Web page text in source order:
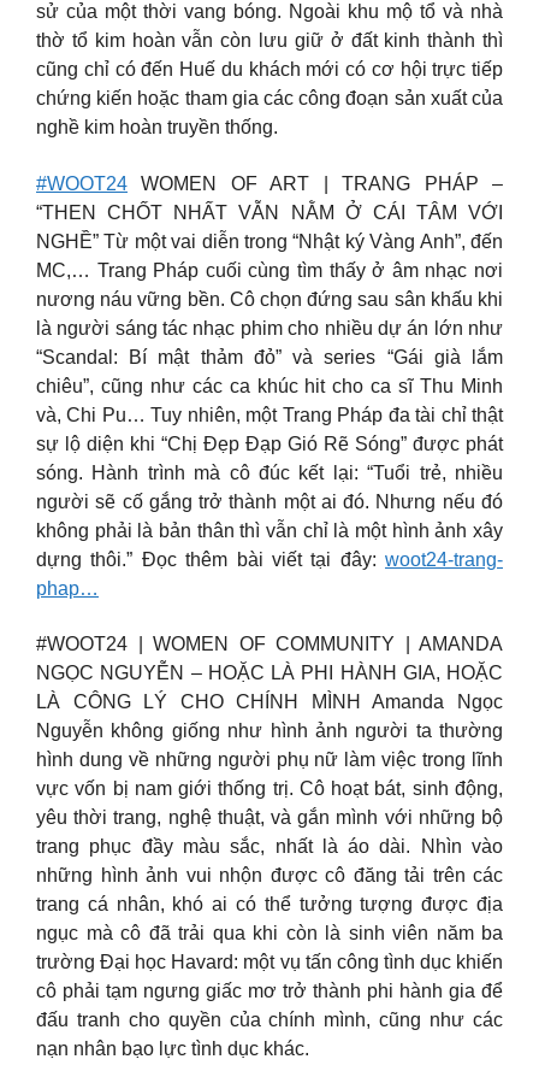
sử của một thời vang bóng. Ngoài khu mộ tổ và nhà
thờ tổ kim hoàn vẫn còn lưu giữ ở đất kinh thành thì
cũng chỉ có đến Huế du khách mới có cơ hội trực tiếp
chứng kiến hoặc tham gia các công đoạn sản xuất của
nghề kim hoàn truyền thống.
#WOOT24 WOMEN OF ART | TRANG PHÁP –
“THEN CHỐT NHẤT VẪN NẰM Ở CÁI TÂM VỚI
NGHỀ” Từ một vai diễn trong “Nhật ký Vàng Anh”, đến
MC,… Trang Pháp cuối cùng tìm thấy ở âm nhạc nơi
nương náu vững bền. Cô chọn đứng sau sân khấu khi
là người sáng tác nhạc phim cho nhiều dự án lớn như
“Scandal: Bí mật thảm đỏ” và series “Gái già lắm
chiêu”, cũng như các ca khúc hit cho ca sĩ Thu Minh
và, Chi Pu… Tuy nhiên, một Trang Pháp đa tài chỉ thật
sự lộ diện khi “Chị Đẹp Đạp Gió Rẽ Sóng” được phát
sóng. Hành trình mà cô đúc kết lại: “Tuổi trẻ, nhiều
người sẽ cố gắng trở thành một ai đó. Nhưng nếu đó
không phải là bản thân thì vẫn chỉ là một hình ảnh xây
dựng thôi.” Đọc thêm bài viết tại đây: woot24-trang-
phap…
#WOOT24 | WOMEN OF COMMUNITY | AMANDA
NGỌC NGUYỄN – HOẶC LÀ PHI HÀNH GIA, HOẶC
LÀ CÔNG LÝ CHO CHÍNH MÌNH Amanda Ngọc
Nguyễn không giống như hình ảnh người ta thường
hình dung về những người phụ nữ làm việc trong lĩnh
vực vốn bị nam giới thống trị. Cô hoạt bát, sinh động,
yêu thời trang, nghệ thuật, và gắn mình với những bộ
trang phục đầy màu sắc, nhất là áo dài. Nhìn vào
những hình ảnh vui nhộn được cô đăng tải trên các
trang cá nhân, khó ai có thể tưởng tượng được địa
ngục mà cô đã trải qua khi còn là sinh viên năm ba
trường Đại học Havard: một vụ tấn công tình dục khiến
cô phải tạm ngưng giấc mơ trở thành phi hành gia để
đấu tranh cho quyền của chính mình, cũng như các
nạn nhân bạo lực tình dục khác.